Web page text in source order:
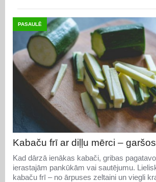
PASAULĒ
Kabaču frī ar diļļu mērci –
Kad dārzā ienākas kabači, gribas
ierastajām pankūkām vai sautējumu.
kabaču frī – no ārpuses zeltaini un viegli